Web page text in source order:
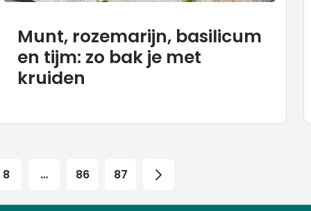
Munt, rozemarijn, basilicum
en tijm: zo bak je met
kruiden
8 … 86 87